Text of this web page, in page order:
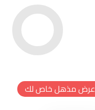
عرض مذهل خاص لك